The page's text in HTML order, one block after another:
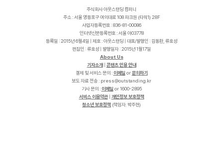
주식회사 아웃스탠딩 컴퍼니
주소 : 서울 영등포구 여의대로 108 파크원 (타워1) 28F
사업자등록번호 : 836-81-00086
인터넷신문등록번호 : 서울 아03778
등록일 : 2015년 6월4일 | 제호 : 아웃스탠딩 | 대표/발행인 : 김동환, 류호성
편집인 : 류호성 | 발행일자 : 2015년 1월17일
About Us
기자소개
콘텐츠 인용 안내
결제 및 서비스 문의 : 이메일 or문의하기
보도 자료 전송 :
r
k
.
g
n
i
d
n
a
t
s
t
u
o
@
s
s
e
r
p
기사 문의 : 이메일 or 1600-2895
서비스 이용약관| 개인정보 보호정책
청소년 보호정책 (책임자: 박주현)